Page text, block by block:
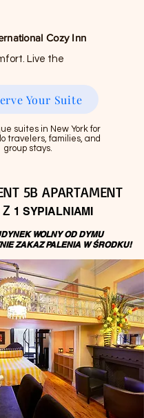
Cozy Inn
Live the
Your Suite
suites in New York for
travelers, families, and
group stays.
5B APARTAMENT
1 SYPIALNIAMI
WOLNY OD DYMU
ZAKAZ PALENIA W ŚRODKU!